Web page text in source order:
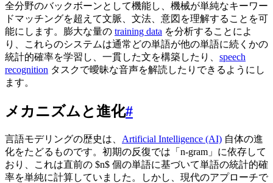
全分野のバックボーンとして機能し、機械が単純なキーワー
ドマッチングを超えて文脈、文法、意図を理解することを可
能にします。膨大な量の training data を分析することによ
り、これらのシステムは通常どの単語が他の単語に続くかの
統計的確率を学習し、一貫した文を構築したり、 speech
recognition タスクで曖昧な音声を解読したりできるようにし
ます。
メカニズムと進化#
言語モデリングの歴史は、 Artificial Intelligence (AI) 自体の進
化をたどるものです。初期の反復では「n-gram」に依存して
おり、これは直前の $n$ 個の単語に基づいて単語の統計的確
率を単純に計算していました。しかし、現代のアプローチで